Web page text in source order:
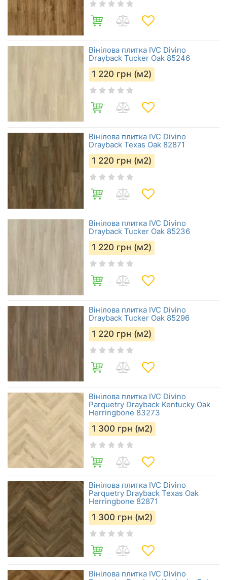
Вінілова плитка IVC Divino
Drayback Tucker Oak 85246
1 220 грн (м2)
Вінілова плитка IVC Divino
Drayback Texas Oak 82871
1 220 грн (м2)
Вінілова плитка IVC Divino
Drayback Tucker Oak 85236
1 220 грн (м2)
Вінілова плитка IVC Divino
Drayback Tucker Oak 85296
1 220 грн (м2)
Вінілова плитка IVC Divino
Parquetry Drayback Kentucky Oak
Herringbone 83273
1 300 грн (м2)
Вінілова плитка IVC Divino
Parquetry Drayback Texas Oak
Herringbone 82871
1 300 грн (м2)
Вінілова плитка IVC Divino